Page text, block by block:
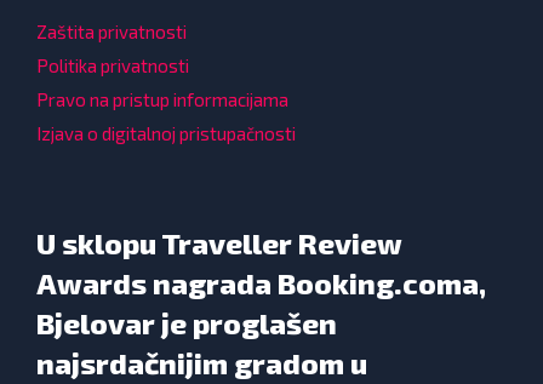
Zaštita privatnosti
Politika privatnosti
Pravo na pristup informacijama
Izjava o digitalnoj pristupačnosti
U sklopu Traveller Review
Awards nagrada Booking.coma,
Bjelovar je proglašen
najsrdačnijim gradom u